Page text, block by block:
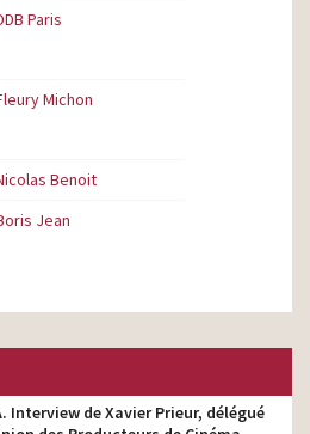
Paris
Michon
Benoit
Jean
Interview de Xavier Prieur, délégué